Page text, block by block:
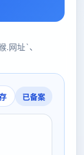
网址`、
已备案